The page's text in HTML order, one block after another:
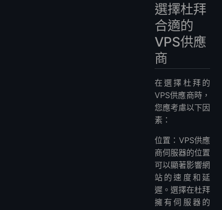
選擇杜拜
合適的
VPS供應
商
在選擇杜拜的
VPS供應商時，
您應考慮以下因
素：
位置：VPS供應
商伺服器的位置
可以顯著影響網
站的速度和延
遲。選擇在杜拜
擁有伺服器的